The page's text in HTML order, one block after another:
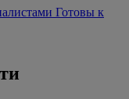
Готовы к